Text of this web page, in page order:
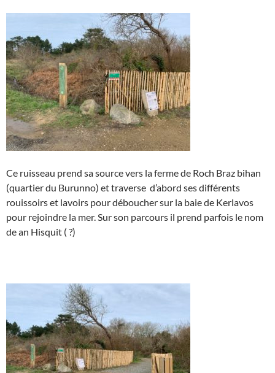
Ce ruisseau prend sa source vers la ferme de Roch Braz bihan
(quartier du Burunno) et traverse d’abord ses différents
rouissoirs et lavoirs pour déboucher sur la baie de Kerlavos
pour rejoindre la mer. Sur son parcours il prend parfois le nom
de an Hisquit ( ?)